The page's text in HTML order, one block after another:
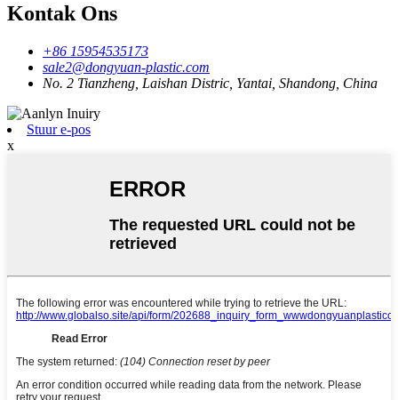
Kontak Ons
+86 15954535173
sale2@dongyuan-plastic.com
No. 2 Tianzheng, Laishan Distric, Yantai, Shandong, China
Stuur e-pos
x